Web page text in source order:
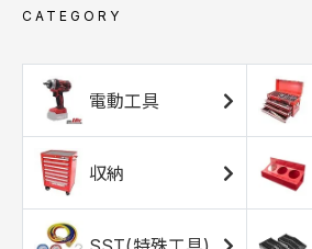
CATEGORY
電動工具
収納